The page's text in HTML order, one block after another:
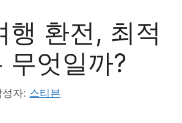
행 환전, 최적
무엇일까?
성자: 스티븐